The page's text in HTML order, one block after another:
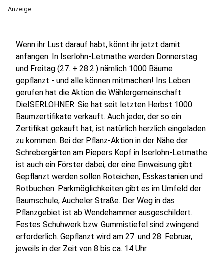
Anzeige
Wenn ihr Lust darauf habt, könnt ihr jetzt damit
anfangen. In Iserlohn-Letmathe werden Donnerstag
und Freitag (27. + 28.2.) nämlich 1000 Bäume
gepflanzt - und alle können mitmachen! Ins Leben
gerufen hat die Aktion die Wählergemeinschaft
DieISERLOHNER. Sie hat seit letzten Herbst 1000
Baumzertifikate verkauft. Auch jeder, der so ein
Zertifikat gekauft hat, ist natürlich herzlich eingeladen
zu kommen. Bei der Pflanz-Aktion in der Nähe der
Schrebergärten am Piepers Kopf in Iserlohn-Letmathe
ist auch ein Förster dabei, der eine Einweisung gibt.
Gepflanzt werden sollen Roteichen, Esskastanien und
Rotbuchen. Parkmöglichkeiten gibt es im Umfeld der
Baumschule, Aucheler Straße. Der Weg in das
Pflanzgebiet ist ab Wendehammer ausgeschildert.
Festes Schuhwerk bzw. Gummistiefel sind zwingend
erforderlich. Gepflanzt wird am 27. und 28. Februar,
jeweils in der Zeit von 8 bis ca. 14 Uhr.